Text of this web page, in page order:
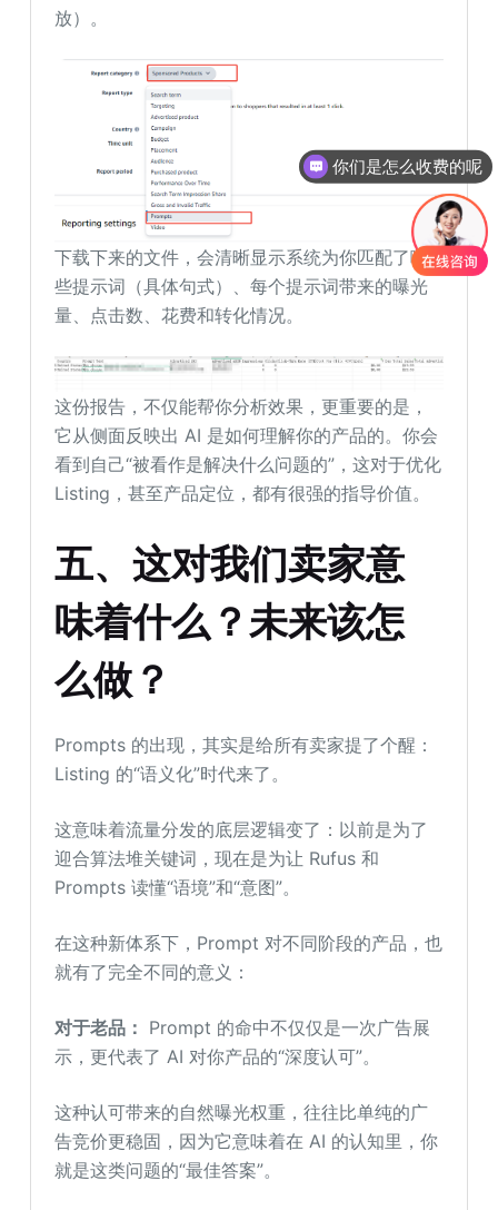
放）。
下载下来的文件，会清晰显示系统为你匹配了哪
些提示词（具体句式）、每个提示词带来的曝光
量、点击数、花费和转化情况。
这份报告，不仅能帮你分析效果，更重要的是，
它从侧面反映出 AI 是如何理解你的产品的。你会
看到自己“被看作是解决什么问题的”，这对于优化
Listing，甚至产品定位，都有很强的指导价值。
五、这对我们卖家意
味着什么？未来该怎
么做？
Prompts 的出现，其实是给所有卖家提了个醒：
Listing 的“语义化”时代来了。
这意味着流量分发的底层逻辑变了：以前是为了
迎合算法堆关键词，现在是为让 Rufus 和
Prompts 读懂“语境”和“意图”。
在这种新体系下，Prompt 对不同阶段的产品，也
就有了完全不同的意义：
对于老品： Prompt 的命中不仅仅是一次广告展
示，更代表了 AI 对你产品的“深度认可”。
这种认可带来的自然曝光权重，往往比单纯的广
告竞价更稳固，因为它意味着在 AI 的认知里，你
就是这类问题的“最佳答案”。
你们是怎么收费的呢